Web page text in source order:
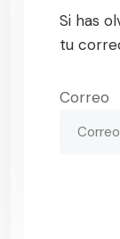
Si has
tu
Correo